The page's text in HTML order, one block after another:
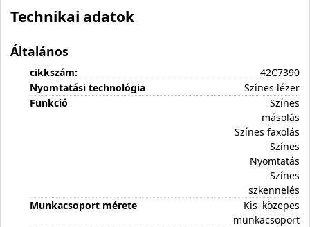
Technikai adatok
Általános
cikkszám:
42C7390
Nyomtatási technológia
Színes lézer
Funkció
Színes
másolás
Színes faxolás
Színes
Nyomtatás
Színes
szkennelés
Munkacsoport mérete
Kis–közepes
munkacsoport